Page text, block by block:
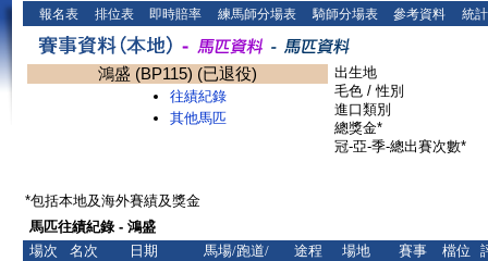
報名表 排位表 即時賠率 練馬師分場表 騎師分場表 參考資料 統
鴻盛 (BP115) (已退役)
往績紀錄
其他馬匹
出生地
毛色 / 性別
進口類別
總獎金*
冠-亞-季-總出賽次數*
*包括本地及海外賽績及獎金
馬匹往績紀錄 - 鴻盛
場次
名次 日期
馬場/跑道/
途程
場地
賽事
檔位